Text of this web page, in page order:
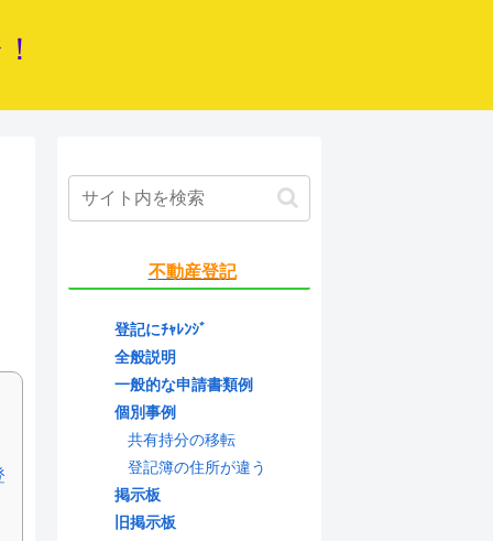
不動産登記
登記にﾁｬﾚﾝｼﾞ
全般説明
一般的な申請書類例
個別事例
共有持分の移転
登記簿の住所が違う
掲示板
旧掲示板